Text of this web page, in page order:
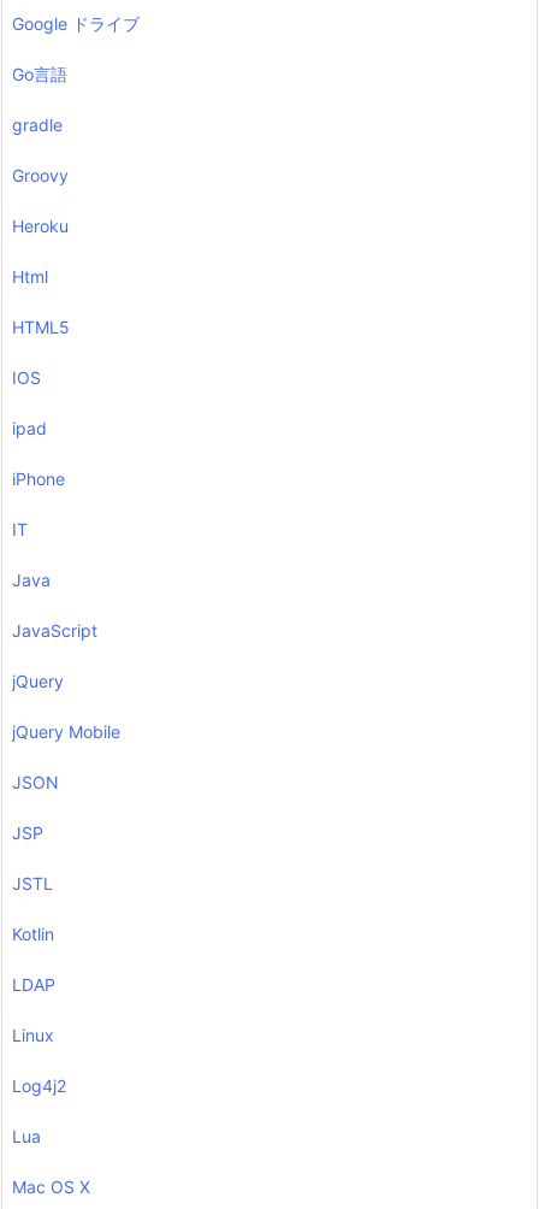
Google ドライブ
Go言語
gradle
Groovy
Heroku
Html
HTML5
IOS
ipad
iPhone
IT
Java
JavaScript
jQuery
jQuery Mobile
JSON
JSP
JSTL
Kotlin
LDAP
Linux
Log4j2
Lua
Mac OS X